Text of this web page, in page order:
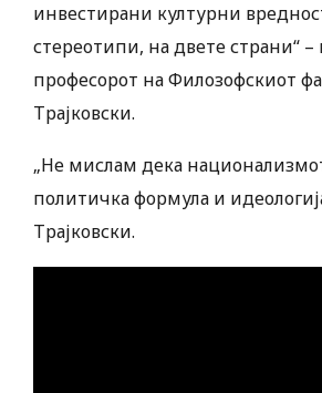
инвестирани културни
стереотипи, на двете страни“ –
професорот на Филозофскиот
Трајковски.
„Не мислам дека
политичка формула и
Трајковски.